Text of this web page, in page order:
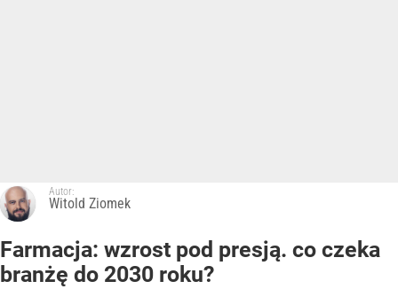
Autor:
Witold Ziomek
Farmacja: wzrost pod presją. co czeka
branżę do 2030 roku?